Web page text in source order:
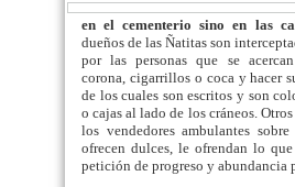
en el cementerio sino en las
dueños de las Ñatitas son
por las personas que se
corona, cigarrillos o coca y hacer
de los cuales son escritos y son
o cajas al lado de los cráneos.
los vendedores ambulantes
ofrecen dulces, le ofrendan lo
petición de progreso y abundancia